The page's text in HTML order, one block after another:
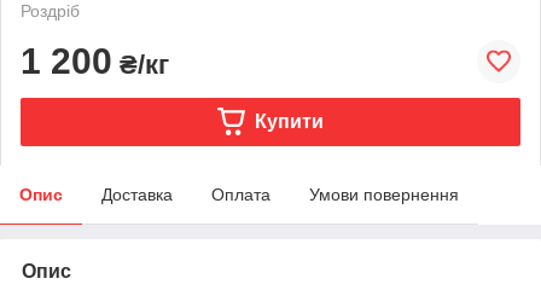
Роздріб
1 200 ₴/кг
Купити
Опис Доставка Оплата Умови повернення
Опис